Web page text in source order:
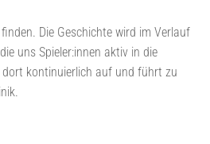
Die Geschichte wird im Verlauf
uns Spieler:innen aktiv in die
dort kontinuierlich auf und führt zu